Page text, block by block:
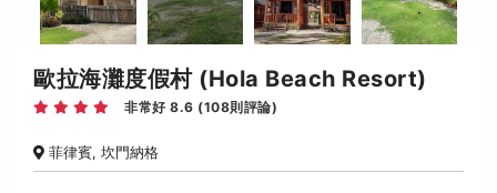
歐拉海灘度假村 (Hola Beach Resort)
非常好 8.6 (108則評論)
菲律賓, 坎門納格